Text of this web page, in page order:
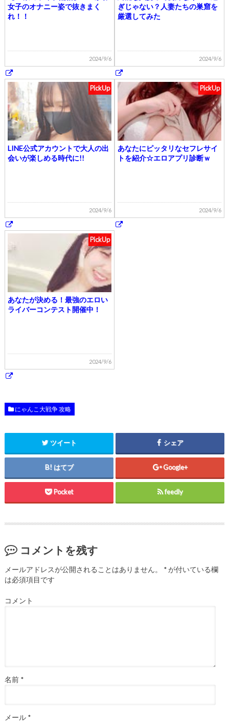
女子のオナニー姿で抜きまく
れ！！
2024/9/6
ぎじゃない？人妻たちの巣窟を
厳選してみた
2024/9/6
PickUp
LINE公式アカウントで大人の出
会いが楽しめる時代に!!
2024/9/6
PickUp
あなたにピッタリなセフレサイ
トを紹介☆エロアプリ診断ｗ
2024/9/6
PickUp
あなたが決める！最強のエロい
ライバーコンテスト開催中！
2024/9/6
にゃんこ大戦争 攻略
ツイート シェア
はてブ Google+
Pocket feedly
コメントを残す
メールアドレスが公開されることはありません。 *が付いている欄
は必須項目です
コメント
名前 *
メール *